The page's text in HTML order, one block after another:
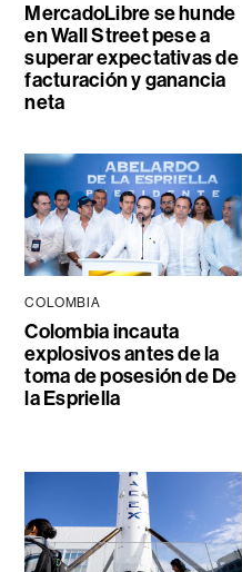
MercadoLibre se hunde
en Wall Street pese a
superar expectativas de
facturación y ganancia
neta
COLOMBIA
Colombia incauta
explosivos antes de la
toma de posesión de De
la Espriella